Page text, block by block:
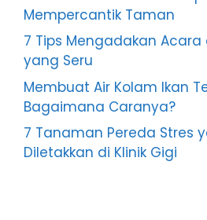
Mempercantik Taman
7 Tips Mengadakan
yang Seru
Membuat Air Kolam Ikan
Bagaimana Caranya?
7 Tanaman Pereda Stres
Diletakkan di Klinik Gigi